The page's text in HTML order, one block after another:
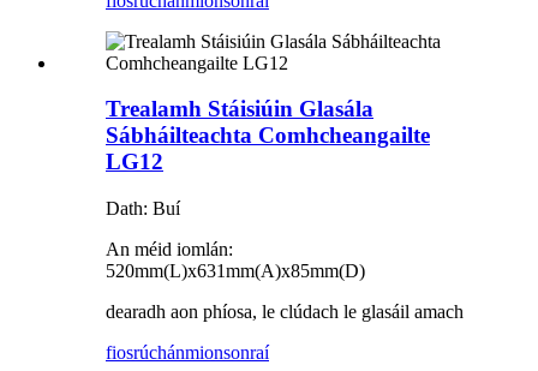
Trealamh Stáisiúin Glasála
Sábháilteachta Comhcheangailte
LG12
Dath: Buí
An méid iomlán:
520mm(L)x631mm(A)x85mm(D)
dearadh aon phíosa, le clúdach le glasáil amach
fiosrúchánmionsonraí